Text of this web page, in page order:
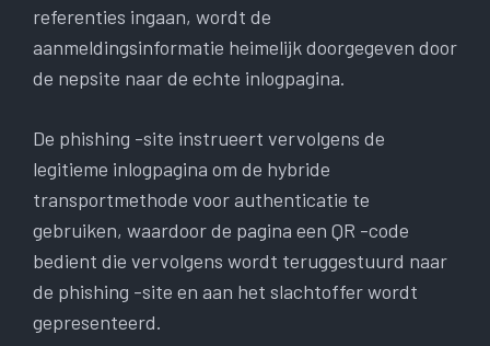
referenties ingaan, wordt de
aanmeldingsinformatie heimelijk doorgegeven door
de nepsite naar de echte inlogpagina.
De phishing -site instrueert vervolgens de
legitieme inlogpagina om de hybride
transportmethode voor authenticatie te
gebruiken, waardoor de pagina een QR -code
bedient die vervolgens wordt teruggestuurd naar
de phishing -site en aan het slachtoffer wordt
gepresenteerd.